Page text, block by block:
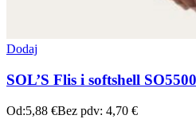
Dodaj
SOL’S Flis i softshell
Od:5,88 €Bez pdv: 4,70 €